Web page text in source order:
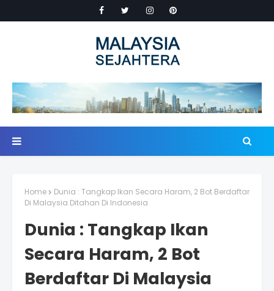
Home
Dunia : Tangkap Ikan Secara Haram, 2 Bot Berdaftar
Di Malaysia Ditahan Di Indonesia
Dunia : Tangkap Ikan
Secara Haram, 2 Bot
Berdaftar Di Malaysia